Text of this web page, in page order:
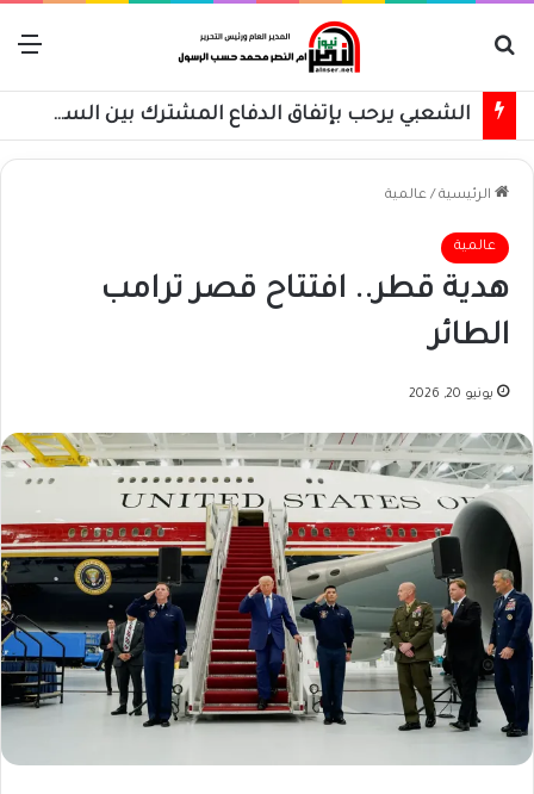
الشعبي يرحب بإتفاق الدفاع المشترك بين السعودية وتركيا وباكستان
الرئيسية / عالمية
عالمية
هدية قطر.. افتتاح قصر ترامب
الطائر
يونيو 20, 2026